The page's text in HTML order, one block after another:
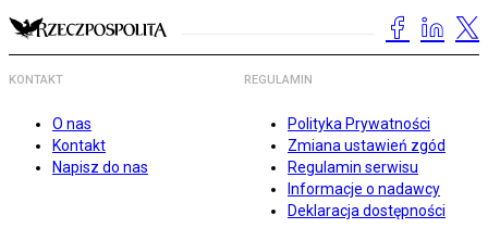
KONTAKT
O nas
Kontakt
Napisz do nas
REGULAMIN
Polityka Prywatności
Zmiana ustawień zgód
Regulamin serwisu
Informacje o nadawcy
Deklaracja dostępności